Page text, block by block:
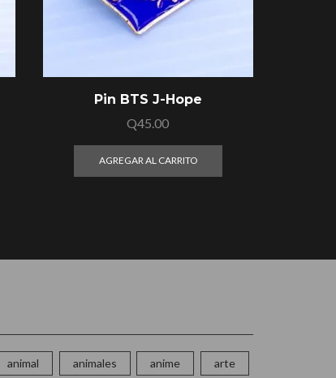
Pin BTS J-Hope
Q45.00
AGREGAR AL CARRITO
animal animales anime arte